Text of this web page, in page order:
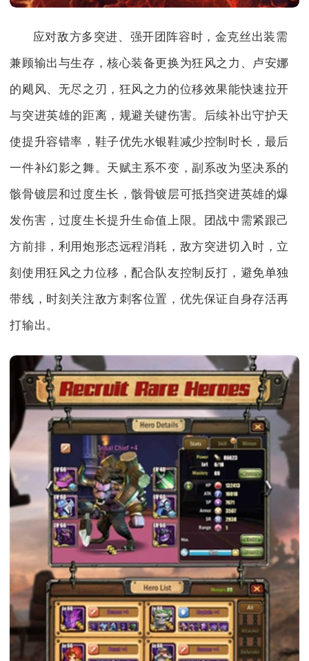
应对敌方多突进、强开团阵容时，金克丝出装需
兼顾输出与生存，核心装备更换为狂风之力、卢安娜
的飓风、无尽之刃，狂风之力的位移效果能快速拉开
与突进英雄的距离，规避关键伤害。后续补出守护天
使提升容错率，鞋子优先水银鞋减少控制时长，最后
一件补幻影之舞。天赋主系不变，副系改为坚决系的
骸骨镀层和过度生长，骸骨镀层可抵挡突进英雄的爆
发伤害，过度生长提升生命值上限。团战中需紧跟己
方前排，利用炮形态远程消耗，敌方突进切入时，立
刻使用狂风之力位移，配合队友控制反打，避免单独
带线，时刻关注敌方刺客位置，优先保证自身存活再
打输出。